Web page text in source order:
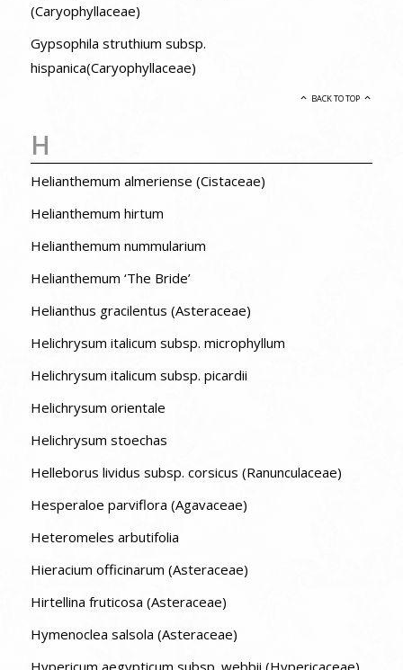
(Caryophyllaceae)
Gypsophila struthium subsp.
hispanica(Caryophyllaceae)
BACK TO TOP
H
Helianthemum almeriense (Cistaceae)
Helianthemum hirtum
Helianthemum nummularium
Helianthemum ‘The Bride’
Helianthus gracilentus (Asteraceae)
Helichrysum italicum subsp. microphyllum
Helichrysum italicum subsp. picardii
Helichrysum orientale
Helichrysum stoechas
Helleborus lividus subsp. corsicus (Ranunculaceae)
Hesperaloe parviflora (Agavaceae)
Heteromeles arbutifolia
Hieracium officinarum (Asteraceae)
Hirtellina fruticosa (Asteraceae)
Hymenoclea salsola (Asteraceae)
Hypericum aegypticum subsp. webbii (Hypericaceae)